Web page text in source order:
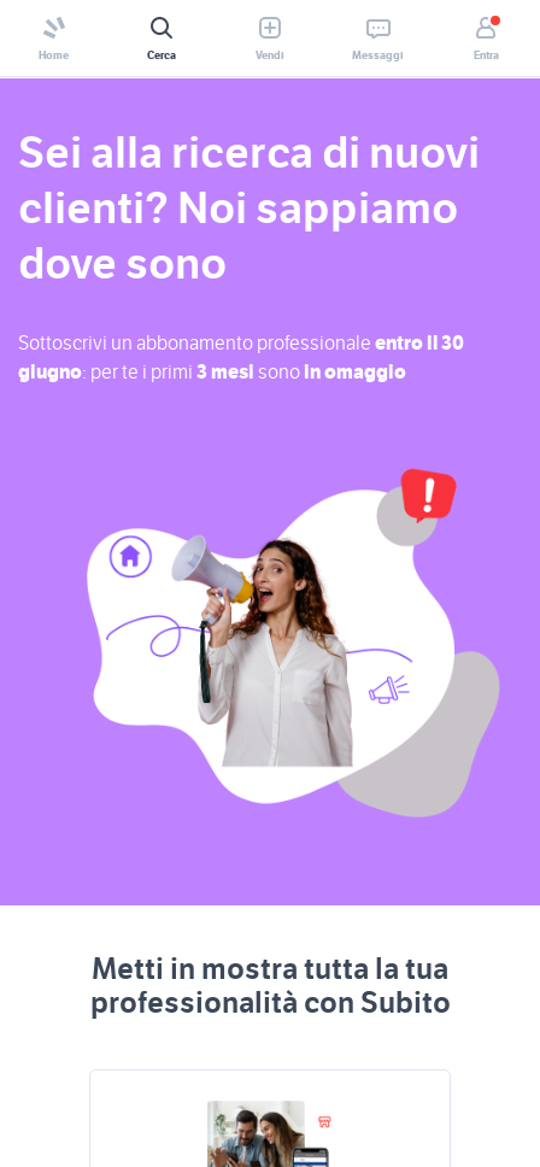
Home Cerca Vendi Messaggi Entra
Sei alla ricerca di nuovi
clienti? Noi sappiamo
dove sono
Sottoscrivi un abbonamento professionale entro il 30
giugno: per te i primi 3 mesi sonoin omaggio
Metti in mostra tutta la tua
professionalità con Subito